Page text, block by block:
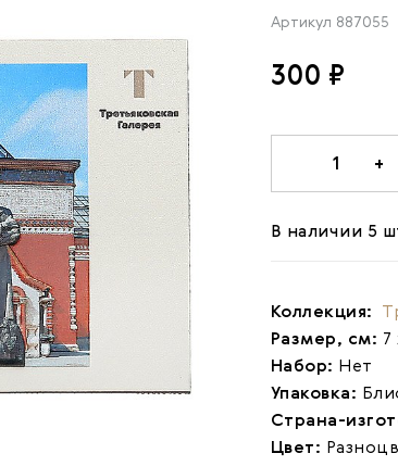
Артикул 887055
300 ₽
1 +
В наличии 5
Коллекция:
Размер, см: 7
Набор: Нет
Упаковка:
Страна-
Цвет: